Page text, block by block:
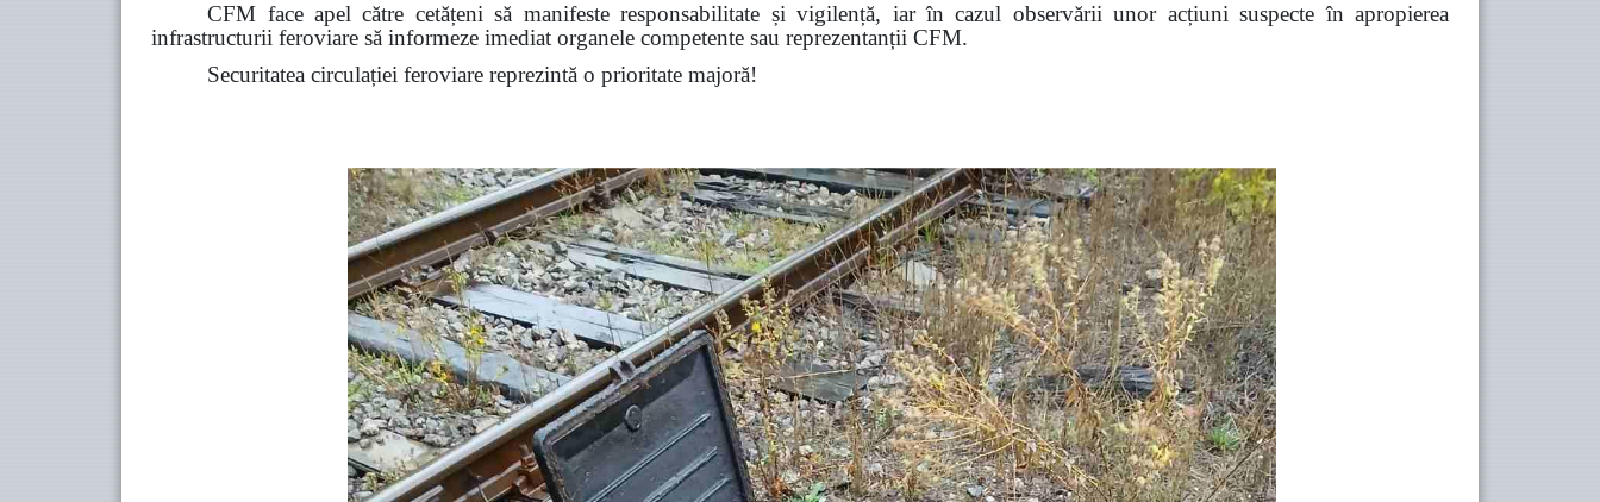
CFM face apel către cetățeni să manifeste responsabilitate și vigilență, iar în cazul observării unor acțiuni suspecte în apropierea
infrastructurii feroviare să informeze imediat organele competente sau reprezentanții CFM.
Securitatea circulației feroviare reprezintă o prioritate majoră!